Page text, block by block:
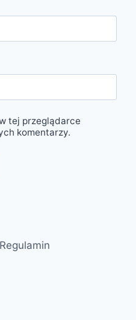
tej przeglądarce
komentarzy.
Regulamin